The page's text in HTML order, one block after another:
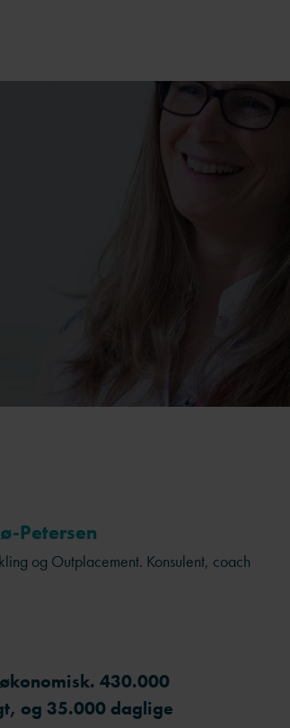
Petersen
og Outplacement. Konsulent, coach
430.000
og 35.000 daglige